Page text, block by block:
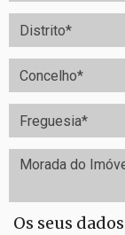
Os seus dados